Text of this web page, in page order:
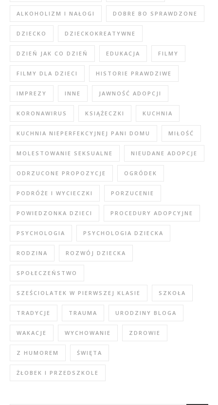
ALKOHOLIZM I NAŁOGI DOBRE BO SPRAWDZONE
DZIECKO DZIECKOKREATYWNE
DZIEŃ JAK CO DZIEŃ EDUKACJA FILMY
FILMY DLA DZIECI HISTORIE PRAWDZIWE
IMPREZY INNE JAWNOŚĆ ADOPCJI
KORONAWIRUS KSIĄŻECZKI KUCHNIA
KUCHNIA NIEPERFEKCYJNEJ PANI DOMU MIŁOŚĆ
MOLESTOWANIE SEKSUALNE NIEUDANE ADOPCJE
ODRZUCONE PROPOZYCJE OGRÓDEK
PODRÓŻE I WYCIECZKI PORZUCENIE
POWIEDZONKA DZIECI PROCEDURY ADOPCYJNE
PSYCHOLOGIA PSYCHOLOGIA DZIECKA
RODZINA ROZWÓJ DZIECKA
SPOŁECZEŃSTWO
SZEŚCIOLATEK W PIERWSZEJ KLASIE SZKOŁA
TRADYCJE TRAUMA URODZINY BLOGA
WAKACJE WYCHOWANIE ZDROWIE
Z HUMOREM ŚWIĘTA
ŻŁOBEK I PRZEDSZKOLE